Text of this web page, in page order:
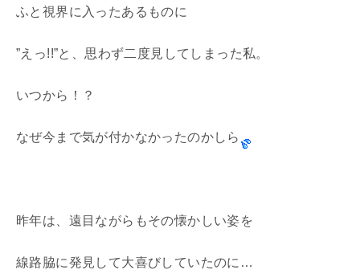
ふと視界に入ったあるものに
”えっ!!”と、思わず二度見してしまった私。
いつから！？
なぜ今まで気が付かなかったのかしら
昨年は、遠目ながらもその懐かしい姿を
線路脇に発見して大喜びしていたのに…